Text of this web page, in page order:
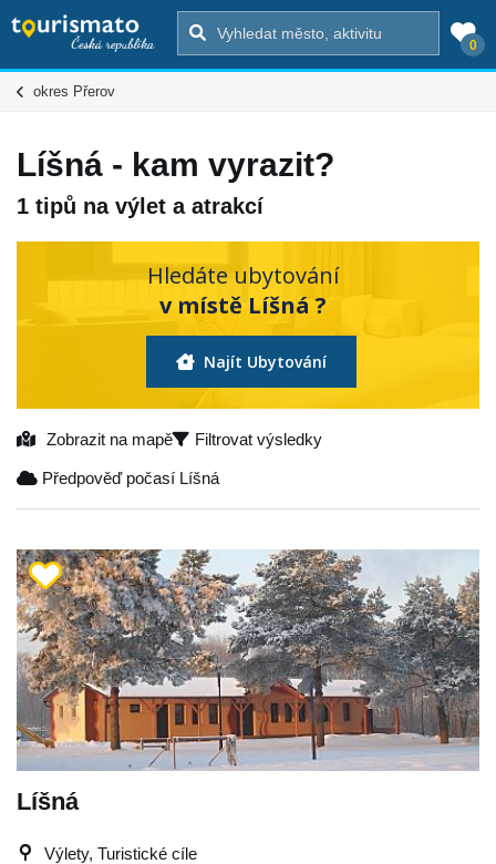
0
okres Přerov
Líšná - kam vyrazit?
1 tipů na výlet a atrakcí
Hledáte ubytování
v místě Líšná ?
Najít Ubytování
Zobrazit na mapě Filtrovat výsledky
Předpověď počasí Líšná
Líšná
Výlety, Turistické cíle